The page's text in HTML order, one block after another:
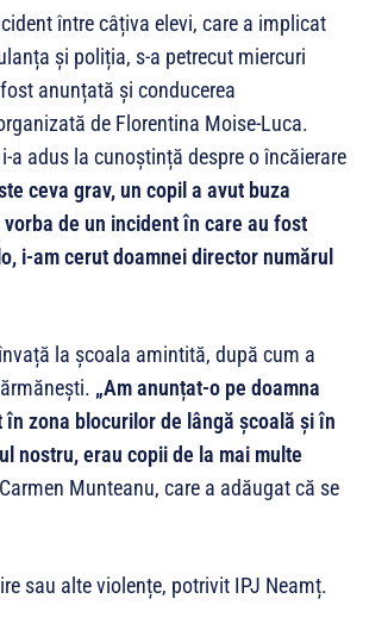
între câțiva elevi, care a implicat
și poliția, s-a petrecut miercuri
anunțată și conducerea
de Florentina Moise-Luca.
adus la cunoștință despre o încăierare
ceva grav, un copil a avut buza
de un incident în care au fost
i-am cerut doamnei director numărul
la școala amintită, după cum a
„Am anunțat-o pe doamna
zona blocurilor de lângă școală și în
nostru, erau copii de la mai multe
Munteanu, care a adăugat că se
sau alte violențe, potrivit IPJ Neamț.